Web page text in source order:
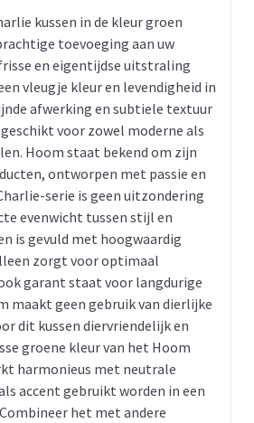
kussen in de kleur groen
toevoeging aan uw
en eigentijdse uitstraling
vleugje kleur en levendigheid in
afwerking en subtiele textuur
voor zowel moderne als
Hoom staat bekend om zijn
ontworpen met passie en
serie is geen uitzondering
evenwicht tussen stijl en
is gevuld met hoogwaardig
zorgt voor optimaal
garant staat voor langdurige
maakt geen gebruik van dierlijke
dit kussen diervriendelijk en
groene kleur van het Hoom
harmonieus met neutrale
accent gebruikt worden in een
het met andere